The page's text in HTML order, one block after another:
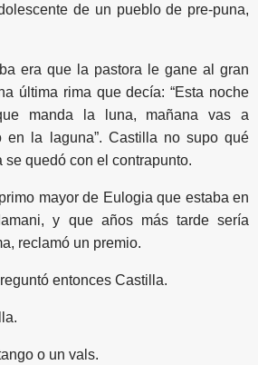
de un pueblo de pre-puna,
era que la pastora le gane al gran
última rima que decía: “Esta noche
manda la luna, mañana vas a
en la laguna”. Castilla no supo qué
se quedó con el contrapunto.
mayor de Eulogia que estaba en
y que años más tarde sería
reclamó un premio.
entonces Castilla.
o un vals.